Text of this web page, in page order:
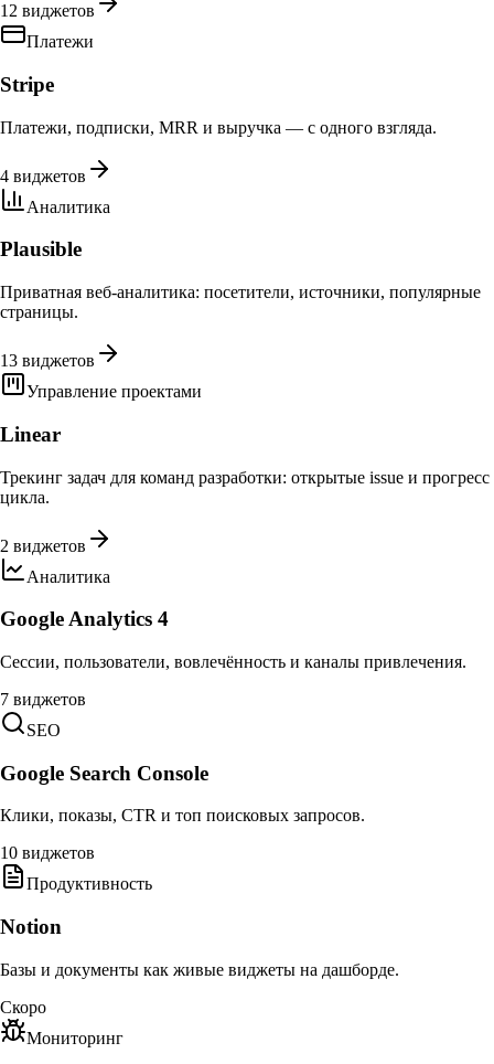
12 виджетов
Платежи
Stripe
Платежи, подписки, MRR и выручка — с одного взгляда.
4 виджетов
Аналитика
Plausible
Приватная веб-аналитика: посетители, источники, популярные
страницы.
13 виджетов
Управление проектами
Linear
Трекинг задач для команд разработки: открытые issue и прогресс
цикла.
2 виджетов
Аналитика
Google Analytics 4
Сессии, пользователи, вовлечённость и каналы привлечения.
7 виджетов
SEO
Google Search Console
Клики, показы, CTR и топ поисковых запросов.
10 виджетов
Продуктивность
Notion
Базы и документы как живые виджеты на дашборде.
Скоро
Мониторинг